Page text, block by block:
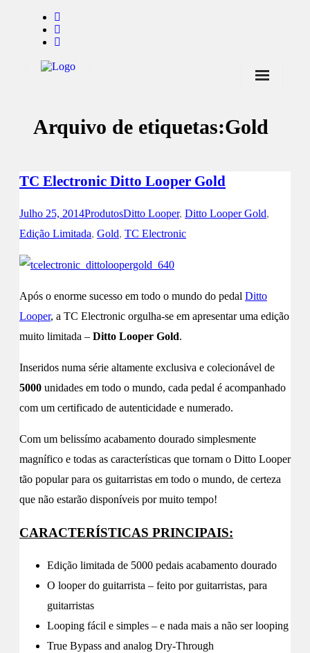
Notícias
Endorsers
Pontos de Venda
Promoções
Contactos
Arquivo de etiquetas:Gold
TC Electronic Ditto Looper Gold
Julho 25, 2014ProdutosDitto Looper, Ditto Looper Gold,
Edição Limitada, Gold, TC Electronic
Após o enorme sucesso em todo o mundo do pedal Ditto
Looper, a TC Electronic orgulha-se em apresentar uma edição
muito limitada – Ditto Looper Gold.
Inseridos numa série altamente exclusiva e colecionável de
5000 unidades em todo o mundo, cada pedal é acompanhado
com um certificado de autenticidade e numerado.
Com um belissímo acabamento dourado simplesmente
magnífico e todas as características que tornam o Ditto Looper
tão popular para os guitarristas em todo o mundo, de certeza
que não estarão disponíveis por muito tempo!
CARACTERÍSTICAS PRINCIPAIS:
Edição limitada de 5000 pedais acabamento dourado
O looper do guitarrista – feito por guitarristas, para
guitarristas
Looping fácil e simples – e nada mais a não ser looping
True Bypass and analog Dry-Through